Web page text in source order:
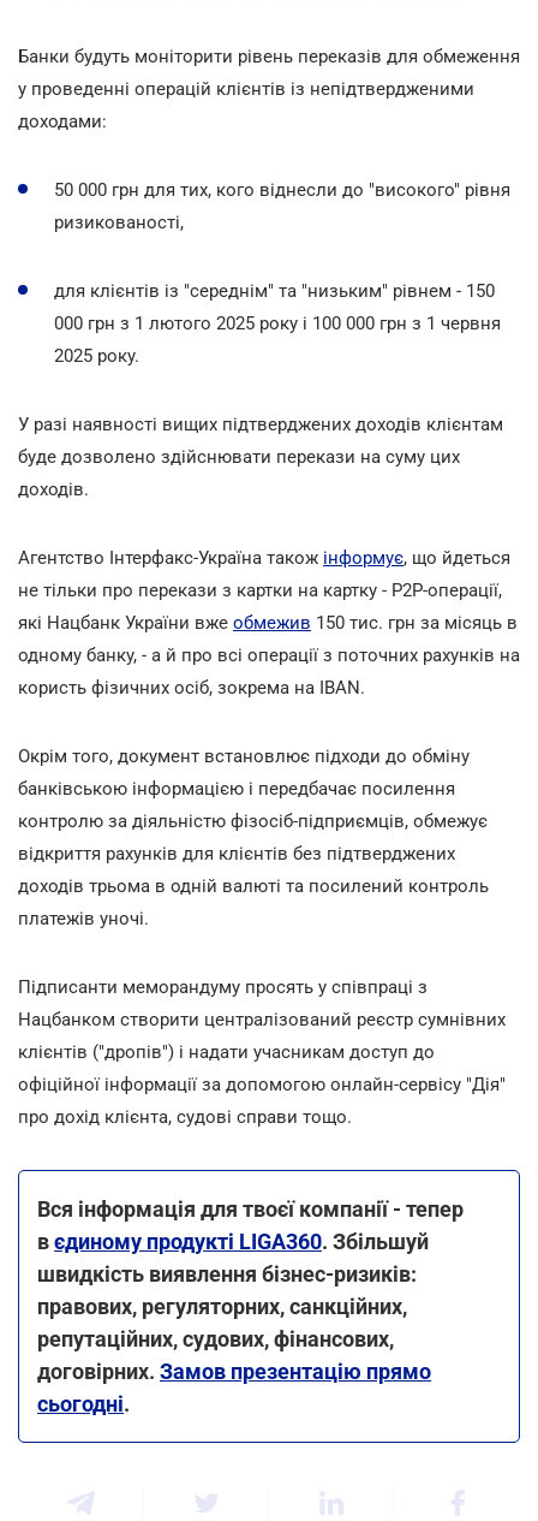
Банки будуть моніторити рівень переказів для обмеження
у проведенні операцій клієнтів із непідтвердженими
доходами:
50 000 грн для тих, кого віднесли до "високого" рівня
ризикованості,
для клієнтів із "середнім" та "низьким" рівнем - 150
000 грн з 1 лютого 2025 року і 100 000 грн з 1 червня
2025 року.
У разі наявності вищих підтверджених доходів клієнтам
буде дозволено здійснювати перекази на суму цих
доходів.
Агентство Інтерфакс-Україна також інформує, що йдеться
не тільки про перекази з картки на картку - P2P-операції,
які Нацбанк України вже обмежив 150 тис. грн за місяць в
одному банку, - а й про всі операції з поточних рахунків на
користь фізичних осіб, зокрема на IBAN.
Окрім того, документ встановлює підходи до обміну
банківською інформацією і передбачає посилення
контролю за діяльністю фізосіб-підприємців, обмежує
відкриття рахунків для клієнтів без підтверджених
доходів трьома в одній валюті та посилений контроль
платежів уночі.
Підписанти меморандуму просять у співпраці з
Нацбанком створити централізований реєстр сумнівних
клієнтів ("дропів") і надати учасникам доступ до
офіційної інформації за допомогою онлайн-сервісу "Дія"
про дохід клієнта, судові справи тощо.
Вся інформація для твоєї компанії - тепер
вєдиному продукті LIGA360. Збільшуй
швидкість виявлення бізнес-ризиків:
правових, регуляторних, санкційних,
репутаційних, судових, фінансових,
договірних. Замов презентацію прямо
сьогодні.